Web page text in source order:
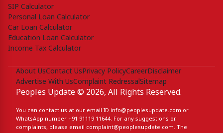
SIP Calculator
Personal Loan Calculator
Car Loan Calculator
Education Loan Calculator
Income Tax Calculator
About UsContact UsPrivacy PolicyCareerDisclaimer
Advertise With UsComplaint RedressalSitemap
Peoples Update © 2026, All Rights Reserved.
You can contact us at our email ID info@peoplesupdate.com or
WhatsApp number +91 91119 11644. For any suggestions or
complaints, please email complaint@peoplesupdate.com. The